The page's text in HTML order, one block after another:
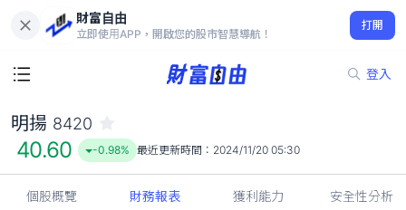
財富自由
立即使用APP，開啟您的股市智慧導航！
打開
登入
40.60
-0.98%
明揚 8420
40.60 -0.98% 最近更新時間： 2024/11/20 05:30
個股概覽 財務報表 獲利能力 安全性分析